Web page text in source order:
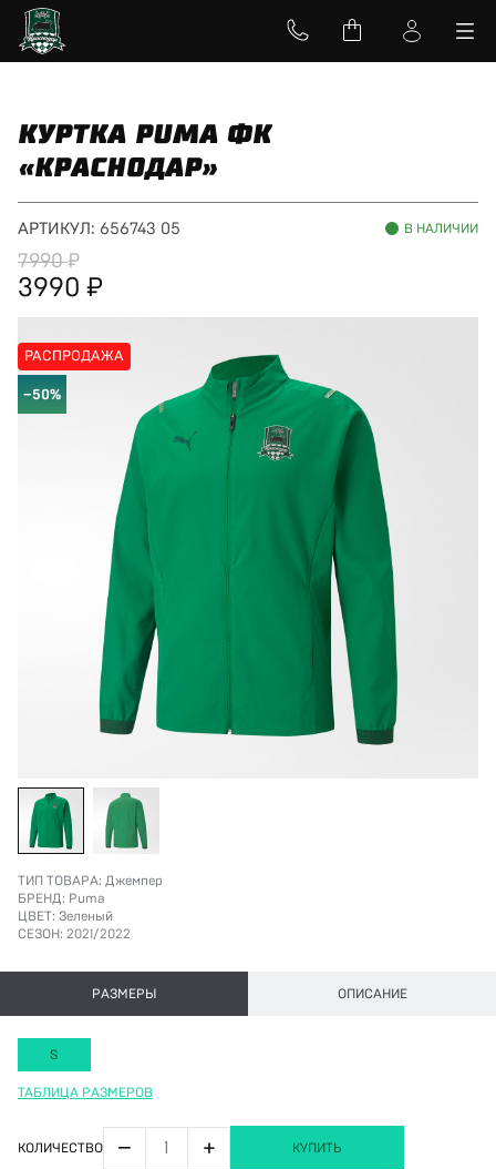
КУРТКА PUMA ФК
«КРАСНОДАР»
АРТИКУЛ: 656743 05 В НАЛИЧИИ
7990
3990
РАСПРОДАЖА
−50%
ТИП ТОВАРА: Джемпер
БРЕНД: Puma
ЦВЕТ: Зеленый
СЕЗОН: 2021/2022
РАЗМЕРЫ ОПИСАНИЕ
S
ТАБЛИЦА РАЗМЕРОВ
КОЛИЧЕСТВО − + КУПИТЬ